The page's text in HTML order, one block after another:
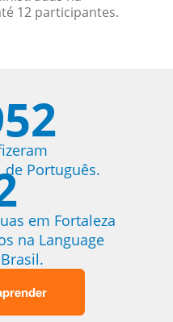
12 participantes.
Português.
em Fortaleza
na Language